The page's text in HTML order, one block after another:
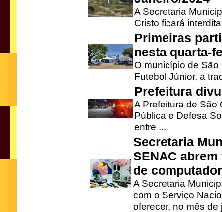
A Secretaria
Cristo ficará
Primeiras
nesta quarta-
O município de
Futebol Júnior, a
Prefeitura
A Prefeitura de São
Pública e Defesa
entre ...
Secretaria
SENAC
de
A Secretaria
com o Serviço
oferecer, no mês de